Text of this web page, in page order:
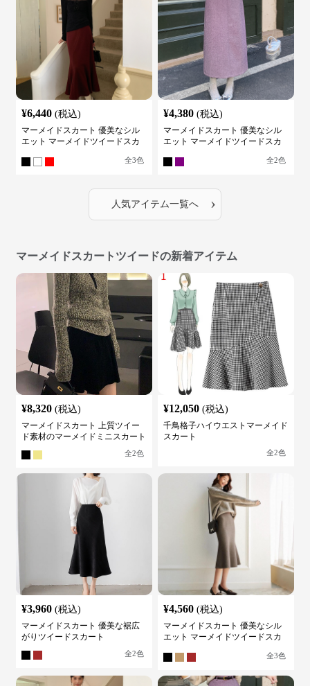
¥6,440 (税込)
マーメイドスカート 優美なシル
エット マーメイドツイードスカ
全3色
¥4,380 (税込)
マーメイドスカート 優美なシル
エット マーメイドツイードスカ
全2色
人気アイテム一覧へ ›
マーメイドスカートツイードの新着アイテム
¥8,320 (税込)
マーメイドスカート 上質ツイー
ド素材のマーメイドミニスカート
全2色
¥12,050 (税込)
千鳥格子ハイウエストマーメイド
スカート
全2色
¥3,960 (税込)
マーメイドスカート 優美な裾広
がりツイードスカート
全2色
¥4,560 (税込)
マーメイドスカート 優美なシル
エット マーメイドツイードスカ
全3色